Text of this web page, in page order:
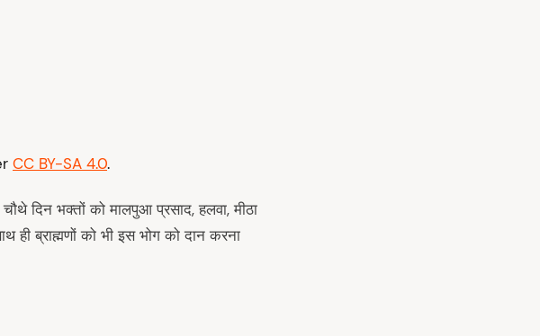
CC BY-SA 4.0.
दिन भक्तों को मालपुआ प्रसाद, हलवा, मीठा
ही ब्राह्मणों को भी इस भोग को दान करना